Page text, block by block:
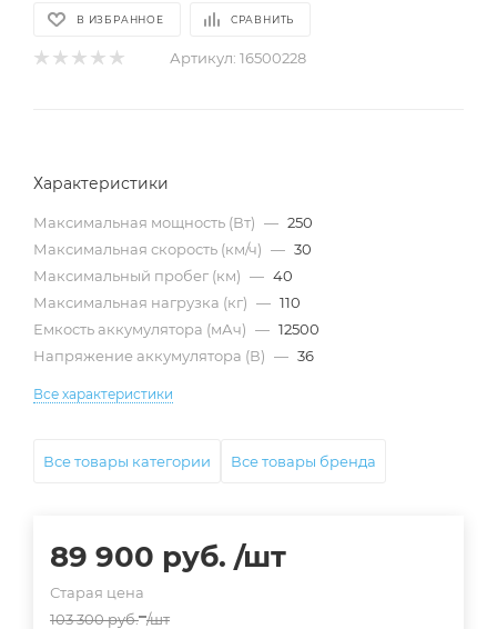
В ИЗБРАННОЕ СРАВНИТЬ
Артикул: 16500228
Характеристики
Максимальная мощность (Вт) — 250
Максимальная скорость (км/ч) — 30
Максимальный пробег (км) — 40
Максимальная нагрузка (кг) — 110
Емкость аккумулятора (мАч) — 12500
Напряжение аккумулятора (В) — 36
Все характеристики
Все товары категории Все товары бренда
89 900 руб. /шт
Старая цена
103 300руб. /шт